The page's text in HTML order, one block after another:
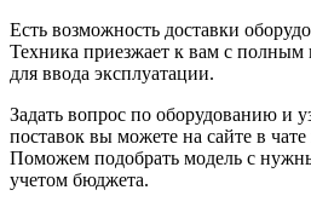
Есть возможность доставки
Техника приезжает к вам с полным
для ввода эксплуатации.
Задать вопрос по оборудованию и
поставок вы можете на сайте в
Поможем подобрать модель с
учетом бюджета.